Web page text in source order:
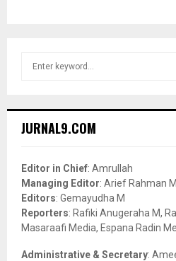
h
o
r
:
JURNAL9.COM
Editor in Chief: Amrullah
Managing Editor: Arief Rahman
Editors: Gemayudha M
Reporters: Rafiki Anugeraha M,
Masaraafi Media, Espana Radin
Administrative & Secretary: